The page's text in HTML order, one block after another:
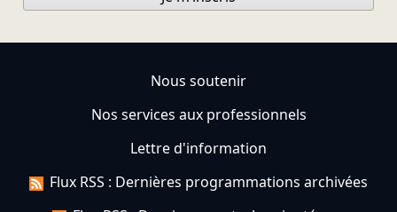
Nous soutenir
Nos services aux professionnels
Lettre d'information
Flux RSS : Dernières programmations archivées